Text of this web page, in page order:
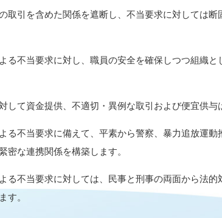
取引を含めた関係を遮断し、不当要求に対しては断
る不当要求に対し、職員の安全を確保しつつ組織と
して資金提供、不適切・異例な取引および便宜供与
る不当要求に備えて、平素から警察、暴力追放運動
密な連携関係を構築します。
る不当要求に対しては、民事と刑事の両面から法的
す。